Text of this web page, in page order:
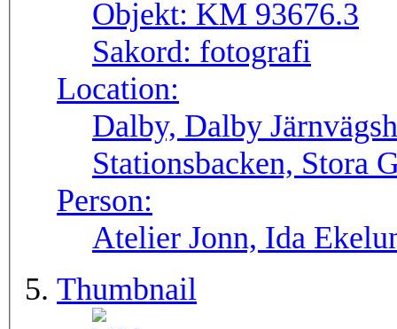
Objekt: KM 93676.3
Sakord: fotografi
Location:
Dalby, Dalby
Stationsbacken, Stora
Person:
Atelier Jonn, Ida
Thumbnail